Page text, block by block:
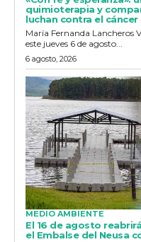
quimioterapia y
luchan contra el cáncer
María Fernanda Lancheros
este jueves 6 de agosto...
6 agosto, 2026
MEDIO AMBIENTE
El 16 de agosto
el Embalse del Neusa